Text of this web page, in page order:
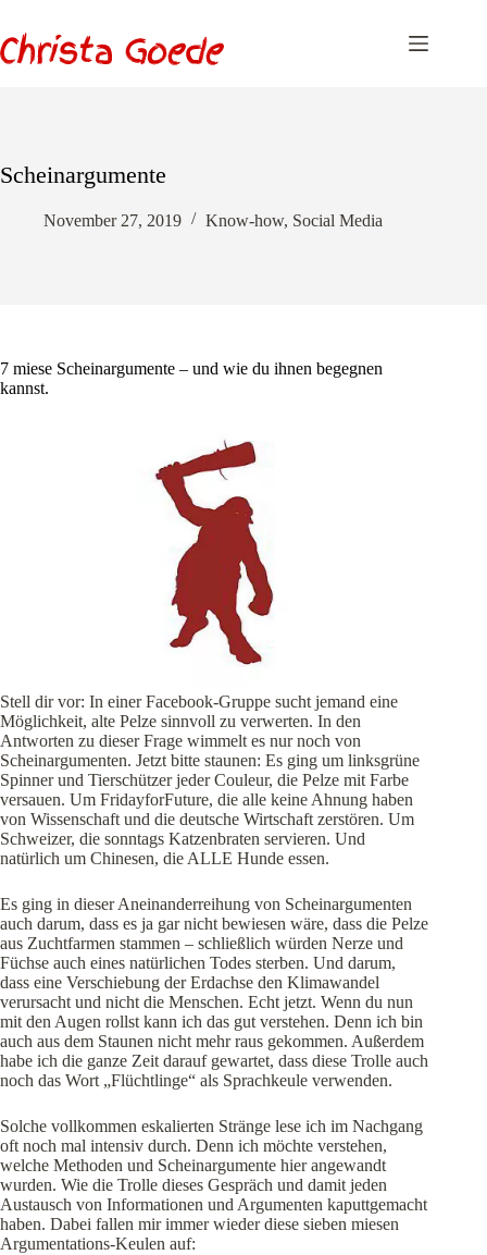
springen
Scheinargumente
November 27, 2019 Know-how, Social Media
7 miese Scheinargumente – und wie du ihnen begegnen
kannst.
Stell dir vor: In einer Facebook-Gruppe sucht jemand eine
Möglichkeit, alte Pelze sinnvoll zu verwerten. In den
Antworten zu dieser Frage wimmelt es nur noch von
Scheinargumenten. Jetzt bitte staunen: Es ging um linksgrüne
Spinner und Tierschützer jeder Couleur, die Pelze mit Farbe
versauen. Um FridayforFuture, die alle keine Ahnung haben
von Wissenschaft und die deutsche Wirtschaft zerstören. Um
Schweizer, die sonntags Katzenbraten servieren. Und
natürlich um Chinesen, die ALLE Hunde essen.
Es ging in dieser Aneinanderreihung von Scheinargumenten
auch darum, dass es ja gar nicht bewiesen wäre, dass die Pelze
aus Zuchtfarmen stammen – schließlich würden Nerze und
Füchse auch eines natürlichen Todes sterben. Und darum,
dass eine Verschiebung der Erdachse den Klimawandel
verursacht und nicht die Menschen. Echt jetzt. Wenn du nun
mit den Augen rollst kann ich das gut verstehen. Denn ich bin
auch aus dem Staunen nicht mehr raus gekommen. Außerdem
habe ich die ganze Zeit darauf gewartet, dass diese Trolle auch
noch das Wort „Flüchtlinge“ als Sprachkeule verwenden.
Solche vollkommen eskalierten Stränge lese ich im Nachgang
oft noch mal intensiv durch. Denn ich möchte verstehen,
welche Methoden und Scheinargumente hier angewandt
wurden. Wie die Trolle dieses Gespräch und damit jeden
Austausch von Informationen und Argumenten kaputtgemacht
haben. Dabei fallen mir immer wieder diese sieben miesen
Argumentations-Keulen auf: